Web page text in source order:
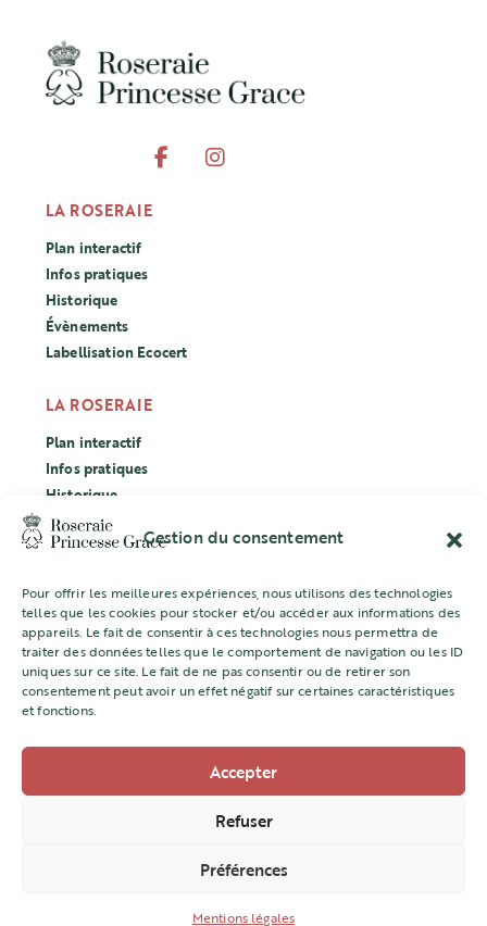
Gestion du consentement
Pour offrir les meilleures expériences, nous utilisons des technologies
telles que les cookies pour stocker et/ou accéder aux informations des
appareils. Le fait de consentir à ces technologies nous permettra de
traiter des données telles que le comportement de navigation ou les ID
uniques sur ce site. Le fait de ne pas consentir ou de retirer son
consentement peut avoir un effet négatif sur certaines caractéristiques
et fonctions.
Accepter
Refuser
Préférences
Mentions légales
LA ROSERAIE
Plan interactif
Infos pratiques
Historique
Évènements
Labellisation Ecocert
LA ROSERAIE
Plan interactif
Infos pratiques
Historique
Évènements
Labellisation Ecocert
CONCOURS
L’ASSOCIATION
Mentions légales
Direction de l’Aménagement Urbain
amenagement@gouv.mc